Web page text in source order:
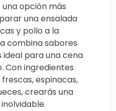
opción más
una ensalada
y pollo a la
combina sabores
ideal para una cena
Con ingredientes
espinacas,
crearás una